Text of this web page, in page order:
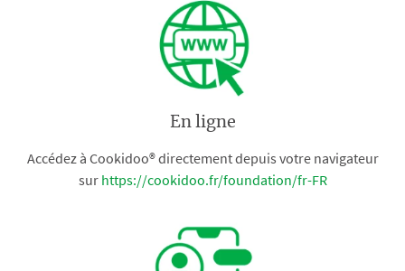
En ligne
Accédez à Cookidoo® directement depuis votre navigateur
sur https://cookidoo.fr/foundation/fr-FR